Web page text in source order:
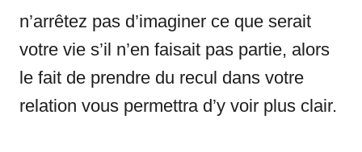
n’arrêtez pas d’imaginer ce que serait
votre vie s’il n’en faisait pas partie, alors
le fait de prendre du recul dans votre
relation vous permettra d’y voir plus clair.